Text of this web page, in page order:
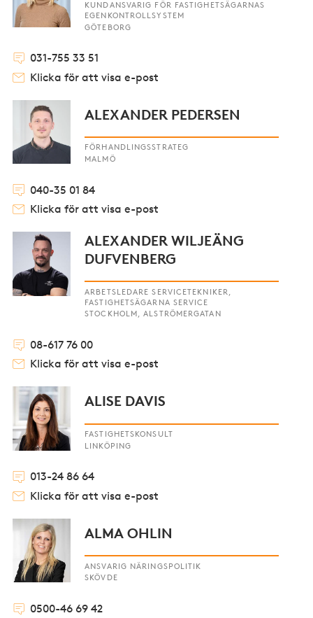
KUNDANSVARIG FÖR FASTIGHETSÄGARNAS
EGENKONTROLLSYSTEM
GÖTEBORG
031-755 33 51
Klicka för att visa e-post
ALEXANDER PEDERSEN
FÖRHANDLINGSSTRATEG
MALMÖ
040-35 01 84
Klicka för att visa e-post
ALEXANDER WILJEÄNG
DUFVENBERG
ARBETSLEDARE SERVICETEKNIKER,
FASTIGHETSÄGARNA SERVICE
STOCKHOLM, ALSTRÖMERGATAN
08-617 76 00
Klicka för att visa e-post
ALISE DAVIS
FASTIGHETSKONSULT
LINKÖPING
013-24 86 64
Klicka för att visa e-post
ALMA OHLIN
ANSVARIG NÄRINGSPOLITIK
SKÖVDE
0500-46 69 42